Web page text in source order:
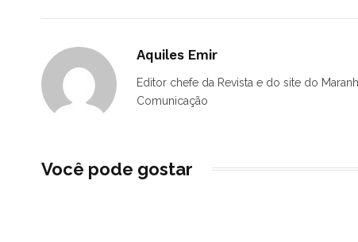
Aquiles Emir
Editor chefe da Revista e do site do
Comunicação
Você pode gostar